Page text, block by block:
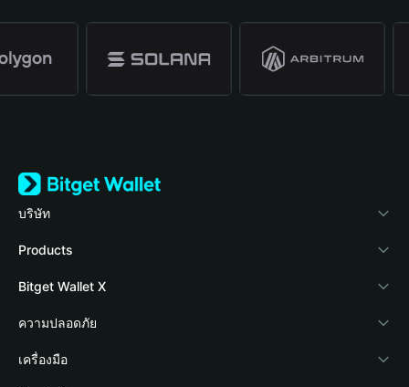
บริษัท
เกี่ยวกับ Bitget Wallet
Blog
Academy
ข่าวสารด้านคริปโต
Products
Crypto Card
Stablecoin Earn
Payfi Crypto
Bitget Wallet X
นักพัฒนา
เชื่อมต่อ Wallet
ความปลอดภัย
Protection Fund
เครื่องมือ